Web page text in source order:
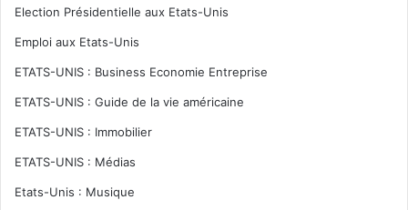
Election Présidentielle aux Etats-Unis
Emploi aux Etats-Unis
ETATS-UNIS : Business Economie Entreprise
ETATS-UNIS : Guide de la vie américaine
ETATS-UNIS : Immobilier
ETATS-UNIS : Médias
Etats-Unis : Musique